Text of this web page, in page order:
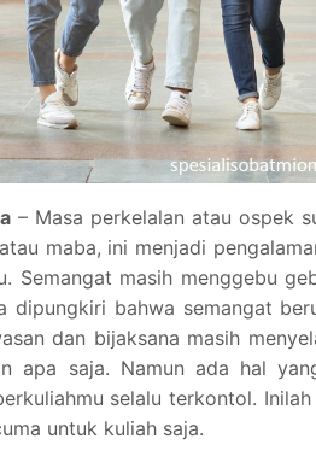
– Masa perkelalan atau ospek
maba, ini menjadi
Semangat masih menggebu
dipungkiri bahwa semangat
dan bijaksana masih
apa saja. Namun ada hal
selalu terkontol.
untuk kuliah saja.